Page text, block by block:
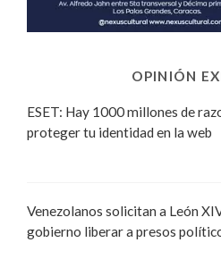
OPINIÓN
ESET: Hay 1000 millones de
proteger tu identidad en la web
Venezolanos solicitan a León
gobierno liberar a presos